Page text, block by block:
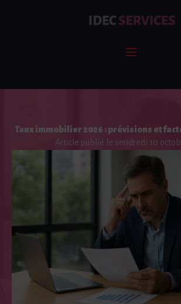
Taux immobilier 2026 : prévisions et
Article publié le vendredi 10